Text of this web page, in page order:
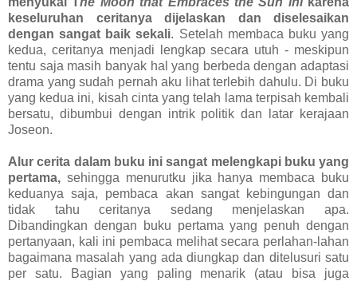
keseluruhan ceritanya dijelaskan dan diselesaikan
dengan sangat baik sekali. Setelah membaca buku yang
kedua, ceritanya menjadi lengkap secara utuh - meskipun
tentu saja masih banyak hal yang berbeda dengan adaptasi
drama yang sudah pernah aku lihat terlebih dahulu. Di buku
yang kedua ini, kisah cinta yang telah lama terpisah kembali
bersatu, dibumbui dengan intrik politik dan latar kerajaan
Joseon.
Alur cerita dalam buku ini sangat melengkapi buku yang
pertama, sehingga menurutku jika hanya membaca buku
keduanya saja, pembaca akan sangat kebingungan dan
tidak tahu ceritanya sedang menjelaskan apa.
Dibandingkan dengan buku pertama yang penuh dengan
pertanyaan, kali ini pembaca melihat secara perlahan-lahan
bagaimana masalah yang ada diungkap dan ditelusuri satu
per satu. Bagian yang paling menarik (atau bisa juga